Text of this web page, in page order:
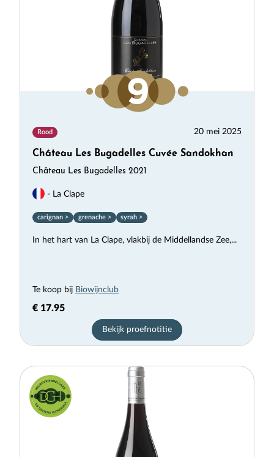
Rood 20 mei 2025
Château Les Bugadelles Cuvée Sandokhan
Château Les Bugadelles 2021
- La Clape
carignan > grenache > syrah >
In het hart van La Clape, vlakbij de Middellandse Zee,...
Te koop bij Biowijnclub
€ 17.95
Bekijk proefnotitie